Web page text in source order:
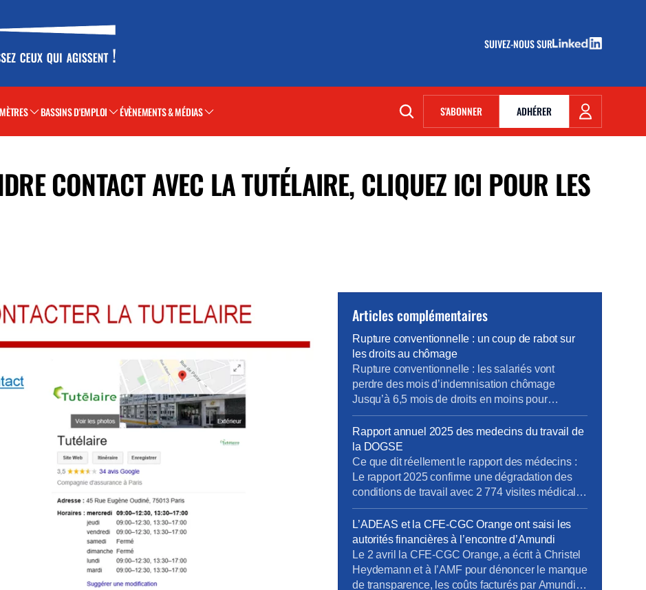
SUIVEZ-NOUS SUR
(NOUVELLE FENÊTRE)
BASSINS D'EMPLOI ÉVÈNEMENTS & MÉDIAS S'ABONNER(NOUVELLE FENÊTRE)
ADHÉRER
CONTACT AVEC LA TUTÉLAIRE, CLIQUEZ ICI POUR LES
Articles complémentaires
Rupture conventionnelle : un coup de rabot sur
les droits au chômage
Rupture conventionnelle : les salariés vont
perdre des mois d’indemnisation chômage
Jusqu’à 6,5 mois de droits en moins pour
certains salariés. Derrière l’objectif affiché
d’économies budgétaires, cette réforme soulève
de nombreuses interrogations sur l’emploi des
seniors et le renouvellement des compétences
dans les entreprises L’état vient de réformer le
dispositif de rupture conventionnelle individuelle
Rapport annuel 2025 des medecins du travail de
la DOGSE
Ce que dit réellement le rapport des médecins :
Le rapport 2025 confirme une dégradation des
conditions de travail avec 2 774 visites médicales
dont une majorité à la demande des salariés,
signe d’un malaise croissant. Les médecins
alertent sur une intensification et une
complexification du travail, une perte de repères
collectifs et un éloignement […]
L’ADEAS et la CFE-CGC Orange ont saisi les
autorités financières à l’encontre d’Amundi
Le 2 avril la CFE-CGC Orange, a écrit à Christel
Heydemann et à l’AMF pour dénoncer le manque
de transparence, les coûts facturés par Amundi et